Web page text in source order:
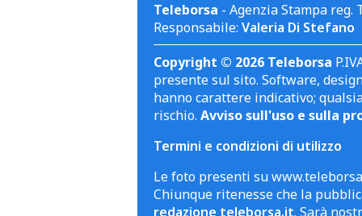
Teleborsa - Agenzia Stampa
Responsabile: Valeria Di Stefano
Copyright © 2026 Teleborsa
presente sul sito. Software,
hanno carattere indicativo;
rischio. Avviso sull'uso e sulla
Termini e condizioni di utilizzo
Le foto presenti su
Chiunque ritenesse che la
redazione teleborsa.it. Sarà